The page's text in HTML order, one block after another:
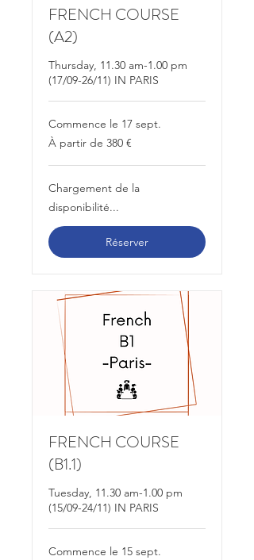
FRENCH COURSE
(A2)
Thursday, 11.30 am-1.00 pm
(17/09-26/11) IN PARIS
Commence le 17 sept.
À
partir
380
À partir de 380 €
Chargement de la
disponibilité...
Réserver
FRENCH COURSE
(B1.1)
Tuesday, 11.30 am-1.00 pm
(15/09-24/11) IN PARIS
Commence le 15 sept.